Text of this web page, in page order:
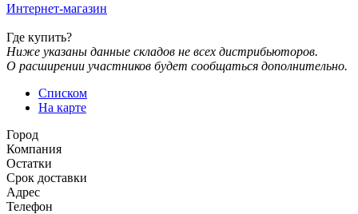
Интернет-магазин
Где купить?
Ниже указаны данные складов не всех дистрибьюторов.
О расширении участников будет сообщаться дополнительно.
Списком
На карте
Город
Компания
Остатки
Срок доставки
Адрес
Телефон